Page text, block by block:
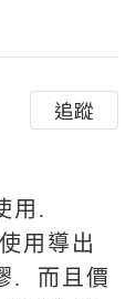
追蹤
用.
用導出
. 而且價